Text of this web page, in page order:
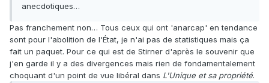
anecdotiques…
Pas franchement non… Tous ceux qui ont 'anarcap' en tendance
sont pour l'abolition de l'État, je n'ai pas de statistiques mais ça
fait un paquet. Pour ce qui est de Stirner d'après le souvenir que
j'en garde il y a des divergences mais rien de fondamentalement
choquant d'un point de vue libéral dans L'Unique et sa propriété.